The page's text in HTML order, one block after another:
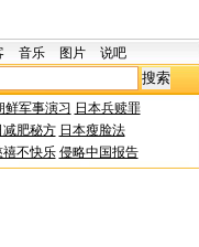
音乐 图片 说吧
鲜军事演习 日本兵赎罪
减肥秘方 日本瘦脸法
禧不快乐 侵略中国报告